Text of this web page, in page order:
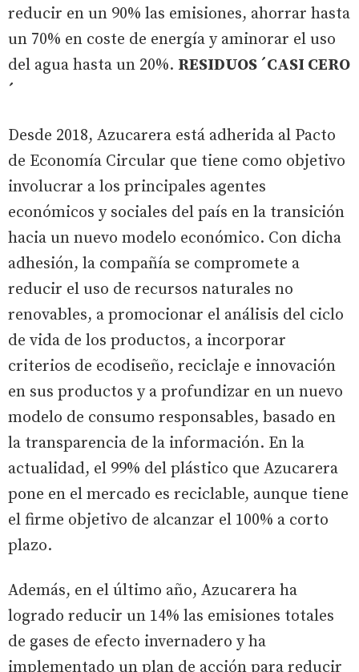
reducir en un 90% las emisiones, ahorrar hasta
un 70% en coste de energía y aminorar el uso
del agua hasta un 20%. RESIDUOS ´CASI CERO
´
Desde 2018, Azucarera está adherida al Pacto
de Economía Circular que tiene como objetivo
involucrar a los principales agentes
económicos y sociales del país en la transición
hacia un nuevo modelo económico. Con dicha
adhesión, la compañía se compromete a
reducir el uso de recursos naturales no
renovables, a promocionar el análisis del ciclo
de vida de los productos, a incorporar
criterios de ecodiseño, reciclaje e innovación
en sus productos y a profundizar en un nuevo
modelo de consumo responsables, basado en
la transparencia de la información. En la
actualidad, el 99% del plástico que Azucarera
pone en el mercado es reciclable, aunque tiene
el firme objetivo de alcanzar el 100% a corto
plazo.
Además, en el último año, Azucarera ha
logrado reducir un 14% las emisiones totales
de gases de efecto invernadero y ha
implementado un plan de acción para reducir